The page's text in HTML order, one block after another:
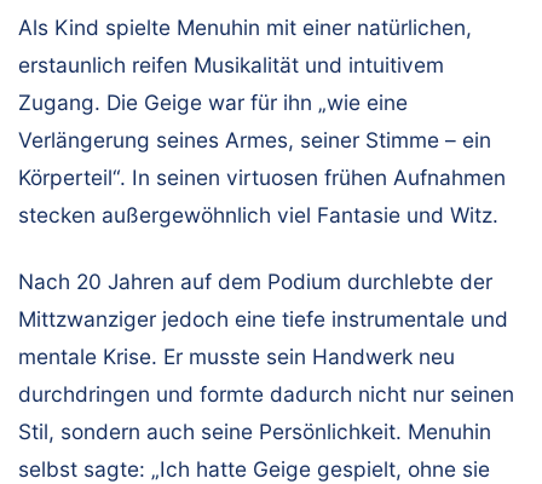
Als Kind spielte Menuhin mit einer natürlichen,
erstaunlich reifen Musikalität und intuitivem
Zugang. Die Geige war für ihn „wie eine
Verlängerung seines Armes, seiner Stimme – ein
Körperteil“. In seinen virtuosen frühen Aufnahmen
stecken außergewöhnlich viel Fantasie und Witz.
Nach 20 Jahren auf dem Podium durchlebte der
Mittzwanziger jedoch eine tiefe instrumentale und
mentale Krise. Er musste sein Handwerk neu
durchdringen und formte dadurch nicht nur seinen
Stil, sondern auch seine Persönlichkeit. Menuhin
selbst sagte: „Ich hatte Geige gespielt, ohne sie